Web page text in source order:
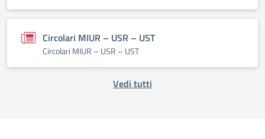
Circolari MIUR – USR – UST
Circolari MIUR – USR – UST
Vedi tutti